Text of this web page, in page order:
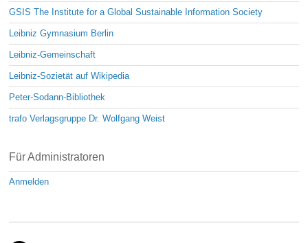
GSIS The Institute for a Global Sustainable Information Society
Leibniz Gymnasium Berlin
Leibniz-Gemeinschaft
Leibniz-Sozietät auf Wikipedia
Peter-Sodann-Bibliothek
trafo Verlagsgruppe Dr. Wolfgang Weist
Für Administratoren
Anmelden